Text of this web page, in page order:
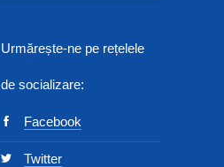
Urmărește-ne pe rețelele
de socializare:
Facebook
Twitter